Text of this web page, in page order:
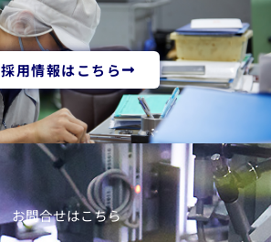
採用情報はこちら
お問合せはこちら